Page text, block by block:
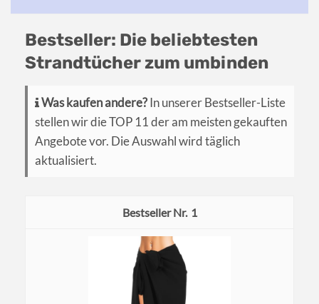
Bestseller: Die beliebtesten
Strandtücher zum umbinden
Was kaufen andere?In unserer Bestseller-Liste
stellen wir die TOP 11 der am meisten gekauften
Angebote vor. Die Auswahl wird täglich
aktualisiert.
1